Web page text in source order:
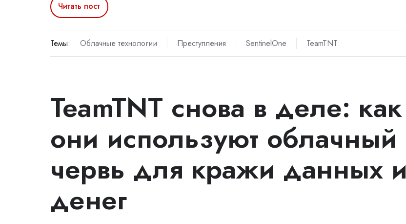
Читать пост
Темы: Облачные технологии Преступления SentinelOne TeamTNT
TeamTNT снова в деле: как
они используют облачный
червь для кражи данных и
денег